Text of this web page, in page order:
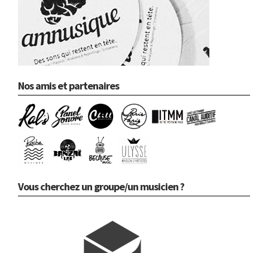
Nos amis et partenaires
Vous cherchez un groupe/un musicien ?